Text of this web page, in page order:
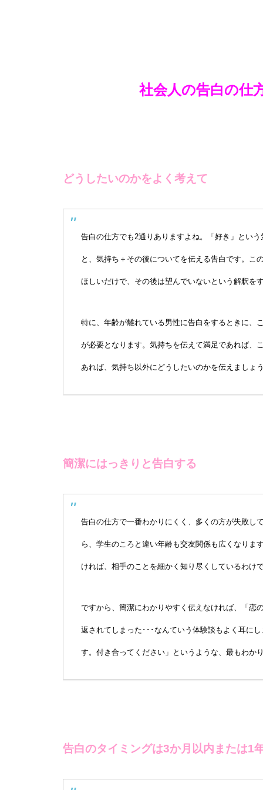
社会人の告白の仕
どうしたいのかをよく考えて
告白の仕方でも2通りありますよね。「好き」とい
と、気持ち＋その後についてを伝える告白です。こ
ほしいだけで、その後は望んでいないという解釈を
特に、年齢が離れている男性に告白をするときに、
が必要となります。気持ちを伝えて満足であれば、
あれば、気持ち以外にどうしたいのかを伝えましょ
簡潔にはっきりと告白する
告白の仕方で一番わかりにくく、多くの方が失敗し
ら、学生のころと違い年齢も交友関係も広くなりま
ければ、相手のことを細かく知り尽くしているわけ
ですから、簡潔にわかりやすく伝えなければ、「恋
返されてしまった･･･なんていう体験談もよく耳に
す。付き合ってください」というような、最もわか
告白のタイミングは3か月以内または1